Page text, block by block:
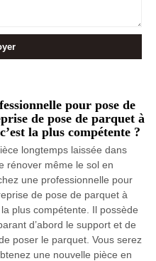
pour pose de
de pose de parquet à
la plus compétente ?
longtemps laissée dans
rénover même le sol en
une professionnelle pour
de pose de parquet à
plus compétente. Il possède
d’abord le support et de
poser le parquet. Vous serez
une nouvelle pièce en